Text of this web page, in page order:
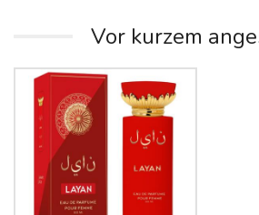
Vor kurzem